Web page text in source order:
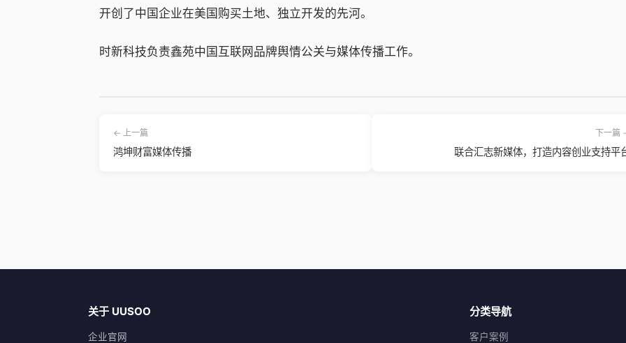
开创了中国企业在美国购买土地、独立开发的先河。
时新科技负责鑫苑中国互联网品牌舆情公关与媒体传播工作。
← 上一篇
鸿坤财富媒体传播
下一篇
联合汇志新媒体，打造内容创业支持平
关于 UUSOO
企业官网
分类导航
客户案例